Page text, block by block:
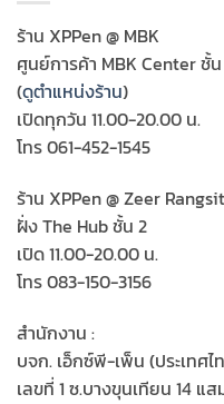
ร้าน XPPen @ MBK
ศูนย์การค้า MBK Center ชั้
(ดูตำแหน่งร้าน)
เปิดทุกวัน 11.00-20.00 น.
โทร 061-452-1545
ร้าน XPPen @ Zeer Rangsit
ฝั่ง The Hub ชั้น 2
เปิด 11.00-20.00 น.
โทร 083-150-3156
สำนักงาน :
บจก. เอ็กซ์พี-เพ็น (ประเทศไ
เลขที่ 1 ซ.บางขุนเทียน 14 แส